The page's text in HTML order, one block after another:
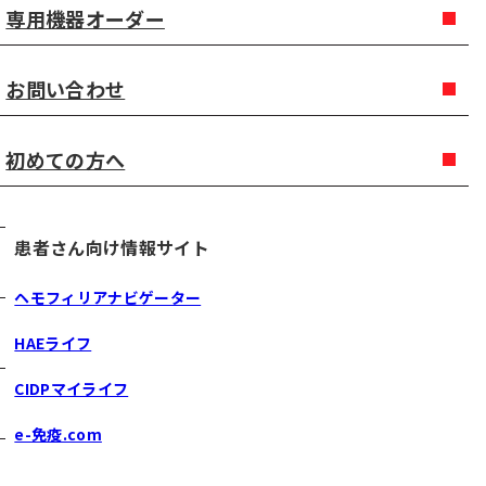
専用機器オーダー
お問い合わせ
初めての方へ
患者さん向け情報サイト
ヘモフィリアナビゲーター
HAEライフ
CIDPマイライフ
e-免疫.com